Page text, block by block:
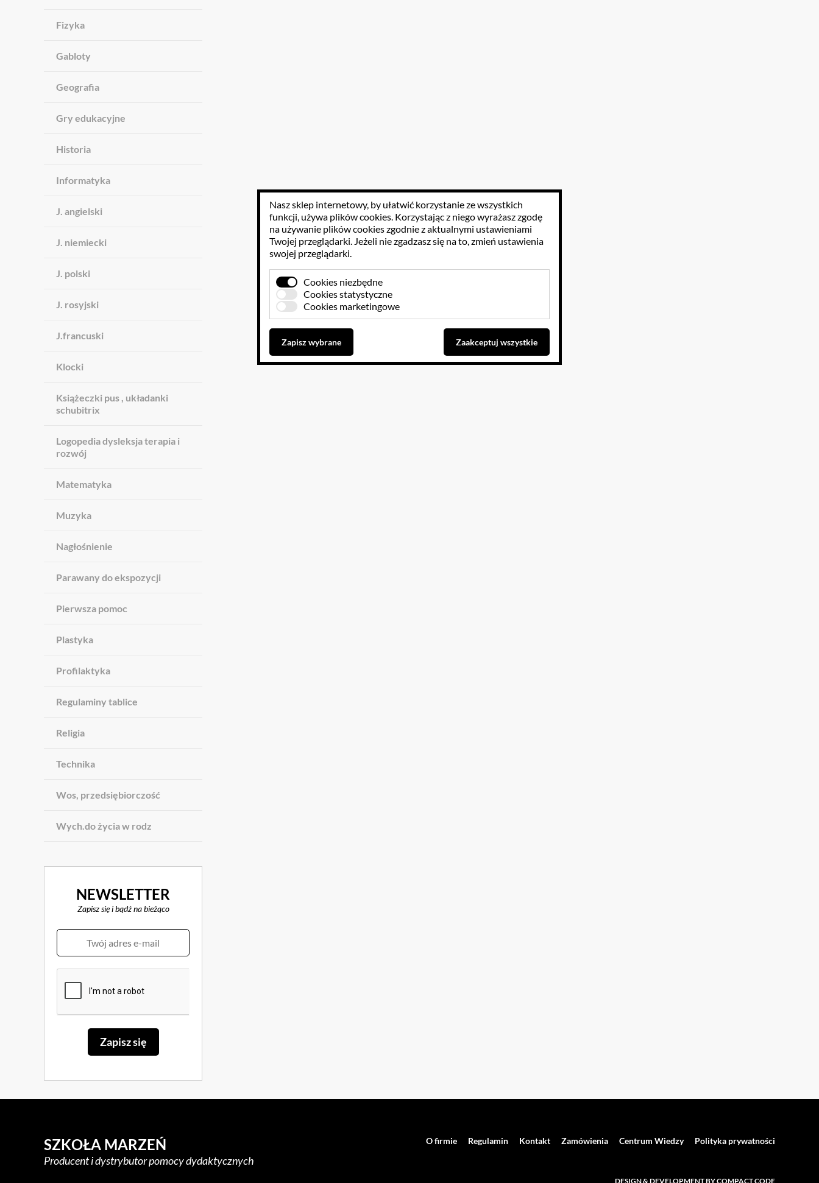
Fizyka
Gabloty
Geografia
Gry edukacyjne
Historia
Informatyka
J. angielski
J. niemiecki
J. polski
J. rosyjski
J.francuski
Klocki
Książeczki pus , układanki
schubitrix
Logopedia dysleksja terapia i
rozwój
Matematyka
Muzyka
Nagłośnienie
Parawany do ekspozycji
Pierwsza pomoc
Plastyka
Profilaktyka
Regulaminy tablice
Religia
Technika
Wos, przedsiębiorczość
Wych.do życia w rodz
NEWSLETTER
Zapisz się i bądź na bieżąco
SZKOŁA MARZEŃ
Producent i dystrybutor pomocy dydaktycznych
O firmie Regulamin Kontakt Zamówienia Centrum Wiedzy Polityka prywatności
DESIGN & DEVELOPMENT BY COMPACT CODE
Nasz sklep internetowy, by ułatwić korzystanie ze wszystkich
funkcji, używa plików cookies. Korzystając z niego wyrażasz zgodę
na używanie plików cookies zgodnie z aktualnymi ustawieniami
Twojej przeglądarki. Jeżeli nie zgadzasz się na to, zmień ustawienia
swojej przeglądarki.
Cookies niezbędne
Cookies statystyczne
Cookies marketingowe
Zapisz wybrane Zaakceptuj wszystkie